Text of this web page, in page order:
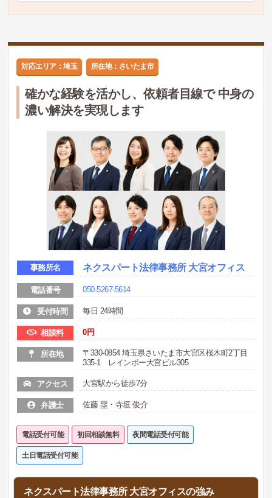
対応エリア：埼玉 所在地：さいたま市
確かな経験を活かし、依頼者目線で 中身の
濃い解決を実現します
事務所名 ネクスパート法律事務所 大宮オフィス
電話番号 050-5267-5614
受付時間 毎日 24時間
相談料 0円
所在地
〒330-0854 埼玉県さいたま市大宮区桜木町2丁目
335-1 レインボー大宮ビル305
アクセス 大宮駅から徒歩7分
弁護士 佐藤 塁・寺垣 俊介
電話受付可能 初回相談無料 夜間電話受付可能
土日電話受付可能
ネクスパート法律事務所 大宮オフィスの強み